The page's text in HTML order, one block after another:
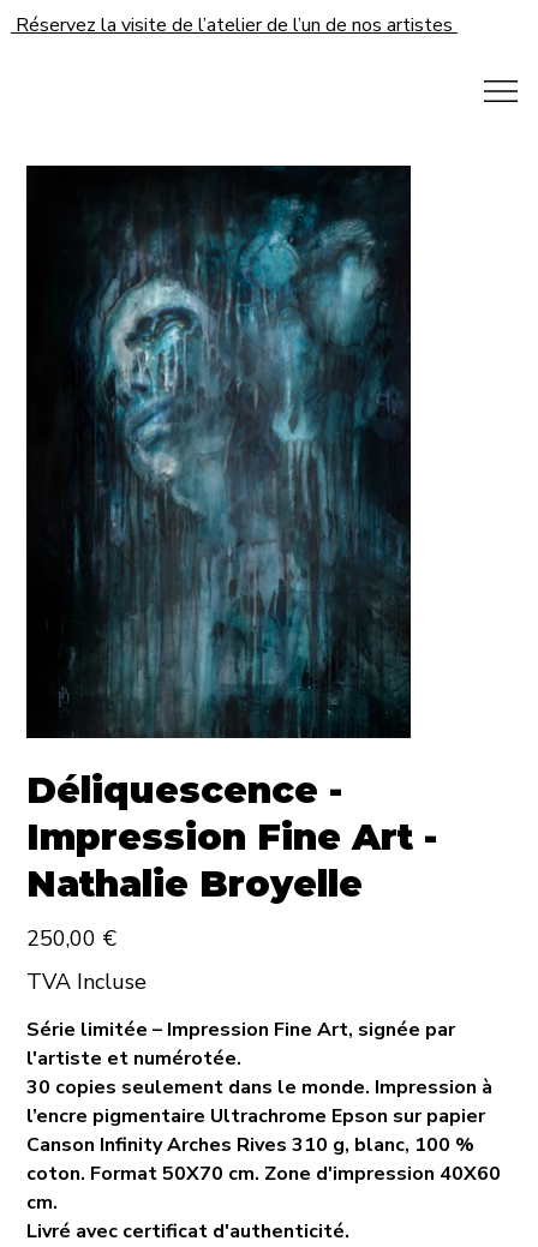
Réservez la visite de l’atelier de l’un de nos artistes
Déliquescence -
Impression Fine Art -
Nathalie Broyelle
Prix
250,00 €
TVA Incluse
Série limitée – Impression Fine Art, signée par
l'artiste et numérotée.
30 copies seulement dans le monde. Impression à
l’encre pigmentaire Ultrachrome Epson sur papier
Canson Infinity Arches Rives 310 g, blanc, 100 %
coton. Format 50X70 cm. Zone d'impression 40X60
cm.
Livré avec certificat d'authenticité.